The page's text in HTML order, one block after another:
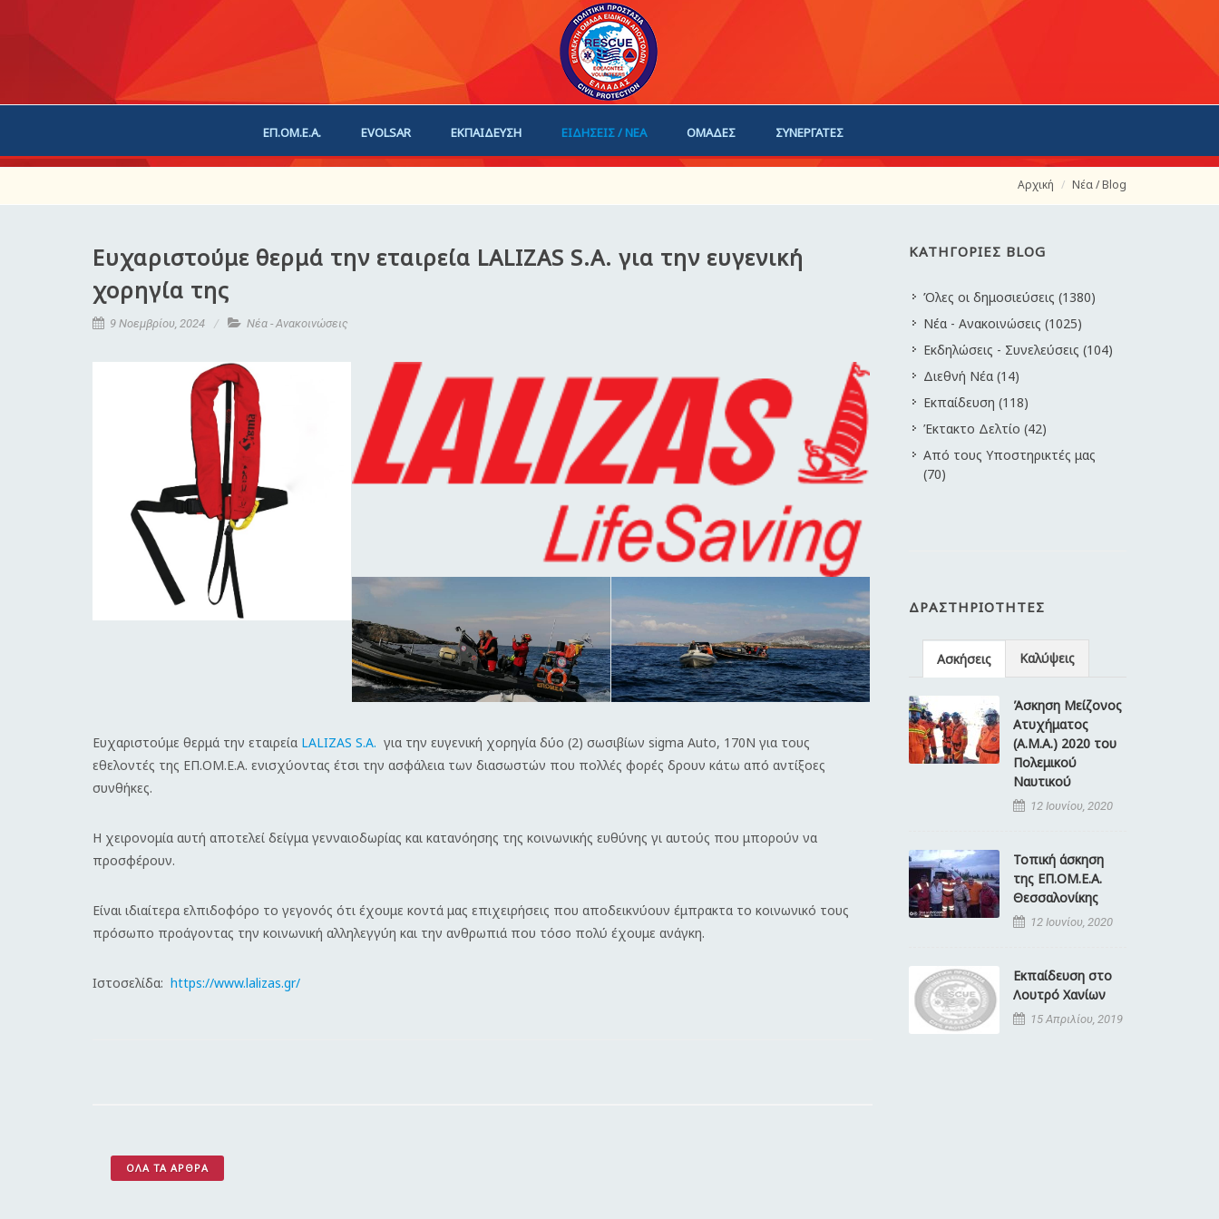
ΕΠ.ΟΜ.Ε.Α. EVOLSAR ΕΚΠΑΙΔΕΥΣΗ ΕΙΔΗΣΕΙΣ / ΝΕΑ ΟΜΑΔΕΣ ΣΥΝΕΡΓΑΤΕΣ
Αρχική Νέα / Blog
Ευχαριστούμε θερμά την εταιρεία LALIZAS S.A. για την ευγενική
χορηγία της
9 Νοεμβρίου, 2024 Νέα - Ανακοινώσεις
Ευχαριστούμε θερμά την εταιρεία LALIZAS S.A. για την ευγενική χορηγία δύο (2) σωσιβίων sigma Auto, 170N για τους
εθελοντές της ΕΠ.ΟΜ.Ε.Α. ενισχύοντας έτσι την ασφάλεια των διασωστών που πολλές φορές δρουν κάτω από αντίξοες
συνθήκες.
Η χειρονομία αυτή αποτελεί δείγμα γενναιοδωρίας και κατανόησης της κοινωνικής ευθύνης γι αυτούς που μπορούν να
προσφέρουν.
Είναι ιδιαίτερα ελπιδοφόρο το γεγονός ότι έχουμε κοντά μας επιχειρήσεις που αποδεικνύουν έμπρακτα το κοινωνικό τους
πρόσωπο προάγοντας την κοινωνική αλληλεγγύη και την ανθρωπιά που τόσο πολύ έχουμε ανάγκη.
Ιστοσελίδα: https://www.lalizas.gr/
ΌΛΑ ΤΑ ΆΡΘΡΑ
ΚΑΤΗΓΟΡΙΕΣ BLOG
Όλες οι δημοσιεύσεις (1380)
Νέα - Ανακοινώσεις (1025)
Εκδηλώσεις - Συνελεύσεις (104)
Διεθνή Νέα (14)
Εκπαίδευση (118)
Έκτακτο Δελτίο (42)
Από τους Υποστηρικτές μας
(70)
ΔΡΑΣΤΗΡΙΌΤΗΤΕΣ
Ασκήσεις Καλύψεις
Άσκηση Μείζονος
Ατυχήματος
(Α.Μ.Α.) 2020 του
Πολεμικού
Ναυτικού
12 Ιουνίου, 2020
Τοπική άσκηση
της ΕΠ.ΟΜ.Ε.Α.
Θεσσαλονίκης
12 Ιουνίου, 2020
Εκπαίδευση στο
Λουτρό Χανίων
15 Απριλίου, 2019